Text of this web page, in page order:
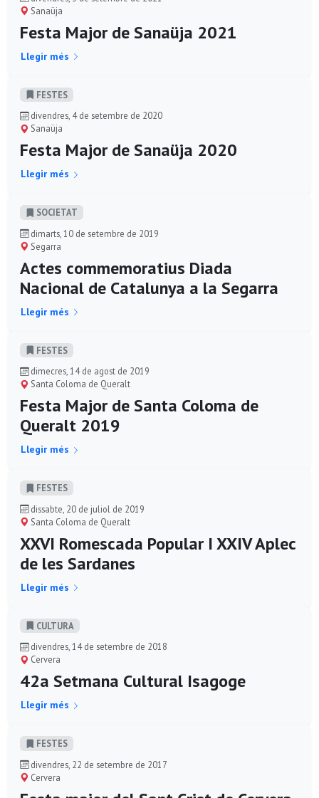
Sanaüja
Festa Major de Sanaüja 2021
Llegir més
FESTES
divendres, 4 de setembre de 2020
Sanaüja
Festa Major de Sanaüja 2020
Llegir més
SOCIETAT
dimarts, 10 de setembre de 2019
Segarra
Actes commemoratius Diada
Nacional de Catalunya a la Segarra
Llegir més
FESTES
dimecres, 14 de agost de 2019
Santa Coloma de Queralt
Festa Major de Santa Coloma de
Queralt 2019
Llegir més
FESTES
dissabte, 20 de juliol de 2019
Santa Coloma de Queralt
XXVI Romescada Popular I XXIV Aplec
de les Sardanes
Llegir més
CULTURA
divendres, 14 de setembre de 2018
Cervera
42a Setmana Cultural Isagoge
Llegir més
FESTES
divendres, 22 de setembre de 2017
Cervera